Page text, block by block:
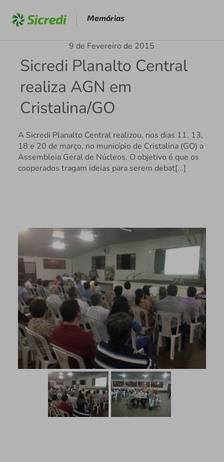
Memórias
9 de Fevereiro de 2015
Sicredi Planalto Central
realiza AGN em
Cristalina/GO
A Sicredi Planalto Central realizou, nos dias 11, 13,
18 e 20 de março, no município de Cristalina (GO) a
Assembleia Geral de Núcleos. O objetivo é que os
cooperados tragam ideias para serem debat[...]